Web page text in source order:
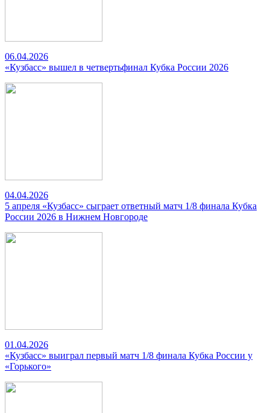
06.04.2026
«Кузбасс» вышел в четвертьфинал Кубка России 2026
04.04.2026
5 апреля «Кузбасс» сыграет ответный матч 1/8 финала Кубка
России 2026 в Нижнем Новгороде
01.04.2026
«Кузбасс» выиграл первый матч 1/8 финала Кубка России у
«Горького»